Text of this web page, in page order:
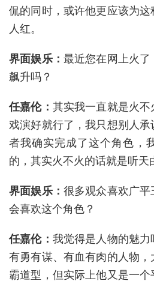
侃的同时，或许他更应该为
人红。
界面娱乐： 最近您在网上火
飙升吗？
任嘉伦： 其实我一直就是火
戏演好就行了，我只想别人
者我确实完成了这个角色，
的，其实火不火的话就是听天
界面娱乐： 很多观众喜欢广
会喜欢这个角色？
任嘉伦： 我觉得是人物的魅
有勇有谋、有血有肉的人物，
霸道型，但实际上他又是一